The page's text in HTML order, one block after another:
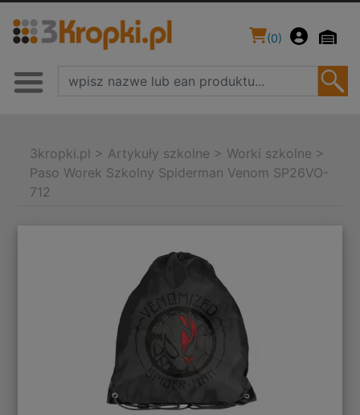
(0)
3kropki.pl > Artykuły szkolne > Worki szkolne >
Paso Worek Szkolny Spiderman Venom SP26VO-
712